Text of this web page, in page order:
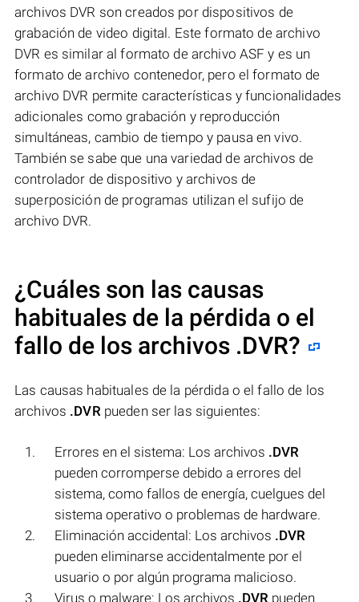
archivos DVR son creados por dispositivos de
grabación de video digital. Este formato de archivo
DVR es similar al formato de archivo ASF y es un
formato de archivo contenedor, pero el formato de
archivo DVR permite características y funcionalidades
adicionales como grabación y reproducción
simultáneas, cambio de tiempo y pausa en vivo.
También se sabe que una variedad de archivos de
controlador de dispositivo y archivos de
superposición de programas utilizan el sufijo de
archivo DVR.
¿Cuáles son las causas
habituales de la pérdida o el
fallo de los archivos .DVR?
Las causas habituales de la pérdida o el fallo de los
archivos .DVR pueden ser las siguientes:
Errores en el sistema: Los archivos .DVR
pueden corromperse debido a errores del
sistema, como fallos de energía, cuelgues del
sistema operativo o problemas de hardware.
Eliminación accidental: Los archivos .DVR
pueden eliminarse accidentalmente por el
usuario o por algún programa malicioso.
Virus o malware: Los archivos .DVR pueden